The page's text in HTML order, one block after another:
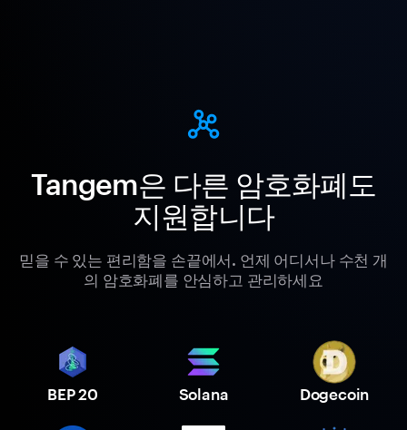
Tangem은 다른 암호화폐도
지원합니다
믿을 수 있는 편리함을 손끝에서. 언제 어디서나 수천 개
의 암호화폐를 안심하고 관리하세요
BEP 20 Solana Dogecoin